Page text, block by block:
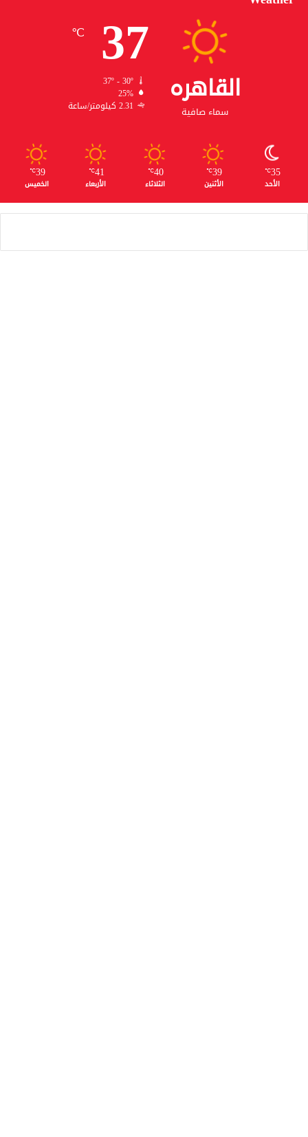
القاهره
سماء صافية
37
℃
37º - 30º
25%
2.31 كيلومتر/ساعة
35
℃
الأحد
39
℃
الأثنين
40
℃
الثلاثاء
41
℃
الأربعاء
39
℃
الخميس